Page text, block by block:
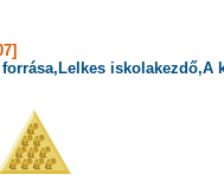
iskolakezdő,A